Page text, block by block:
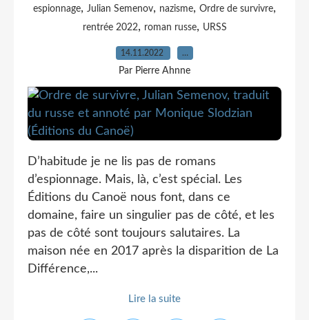
espionnage, Julian Semenov, nazisme, Ordre de survivre,
rentrée 2022, roman russe, URSS
14.11.2022 …
Par Pierre Ahnne
D’habitude je ne lis pas de romans
d’espionnage. Mais, là, c’est spécial. Les
Éditions du Canoë nous font, dans ce
domaine, faire un singulier pas de côté, et les
pas de côté sont toujours salutaires. La
maison née en 2017 après la disparition de La
Différence,...
Lire la suite